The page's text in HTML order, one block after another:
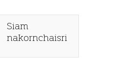
Siam
nakornchaisri